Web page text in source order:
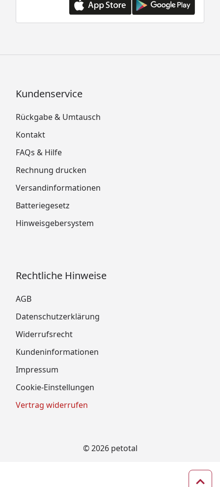
Kundenservice
Rückgabe & Umtausch
Kontakt
FAQs & Hilfe
Rechnung drucken
Versandinformationen
Batteriegesetz
Hinweisgebersystem
Rechtliche Hinweise
AGB
Datenschutzerklärung
Widerrufsrecht
Kundeninformationen
Impressum
Cookie-Einstellungen
Vertrag widerrufen
© 2026 petotal